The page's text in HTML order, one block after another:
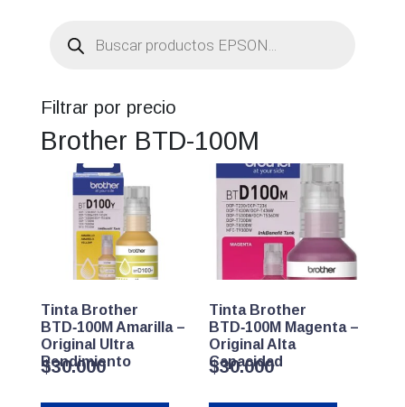
productos
Filtrar por precio
Brother BTD-100M
Tinta Brother
BTD‑100M Amarilla –
Original Ultra
Rendimiento
$30.000
Tinta Brother
BTD‑100M Magenta –
Original Alta
Capacidad
$30.000